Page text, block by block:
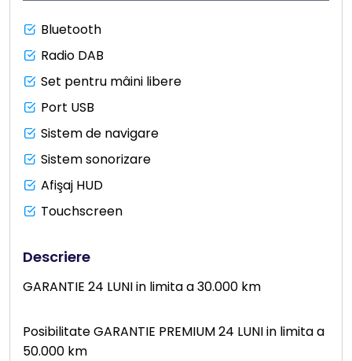
Bluetooth
Radio DAB
Set pentru mâini libere
Port USB
Sistem de navigare
Sistem sonorizare
Afişaj HUD
Touchscreen
Descriere
GARANTIE 24 LUNI in limita a 30.000 km
Posibilitate GARANTIE PREMIUM 24 LUNI in limita a
50.000 km